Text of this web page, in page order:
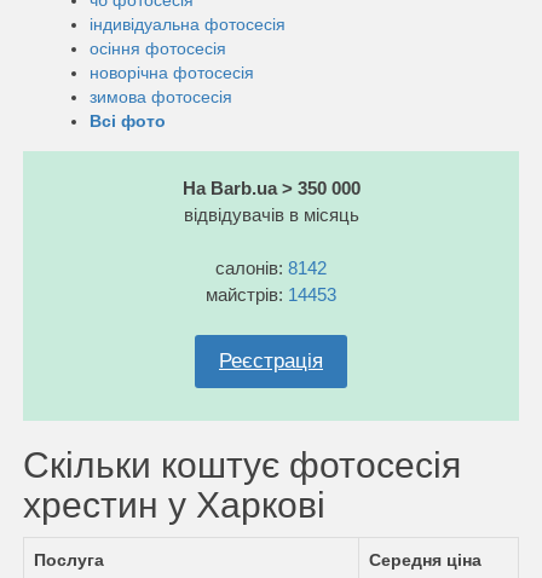
індивідуальна фотосесія
осіння фотосесія
новорічна фотосесія
зимова фотосесія
Всі фото
На Barb.ua > 350 000
відвідувачів в місяць
салонів: 8142
майстрів: 14453
Реєстрація
Скільки коштує фотосесія
хрестин у Харкові
Послуга Середня ціна